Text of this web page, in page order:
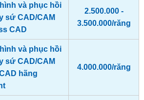
và phục hồi
sứ CAD/CAM
CAD
2.500.000 -
3.500.000/răng
và phục hồi
sứ CAD/CAM
hãng
4.000.000/răng